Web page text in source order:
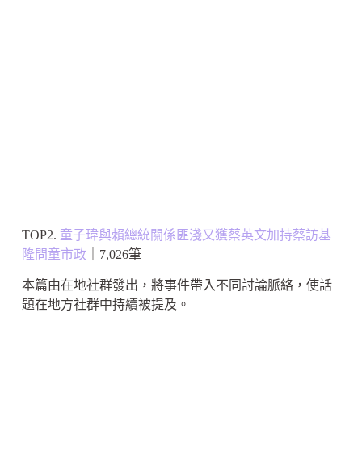
TOP2. 童子瑋與賴總統關係匪淺又獲蔡英文加持蔡訪基
隆問童市政｜7,026筆
本篇由在地社群發出，將事件帶入不同討論脈絡，使話
題在地方社群中持續被提及。